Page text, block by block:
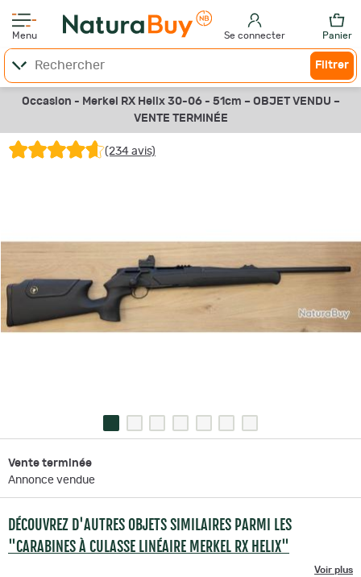
Menu Se connecter Panier
Filtrer
Occasion - Merkel RX Helix 30-06 - 51cm – OBJET VENDU –
VENTE TERMINÉE
(234 avis)
Vente terminée
Annonce vendue
DÉCOUVREZ D'AUTRES OBJETS SIMILAIRES PARMI LES
"CARABINES À CULASSE LINÉAIRE MERKEL RX HELIX"
Voir plus